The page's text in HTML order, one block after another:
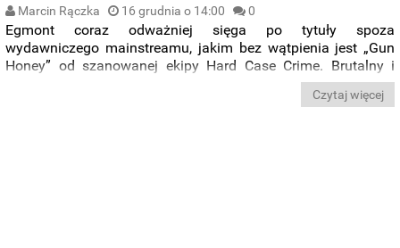
Marcin Rączka 16 grudnia o 14:00 0
Egmont coraz odważniej sięga po tytuły spoza
wydawniczego mainstreamu, jakim bez wątpienia jest „Gun
Honey” od szanowanej ekipy Hard Case Crime. Brutalny i
efektowny kryminał z wyrazistą bohaterką w roli głównej
przyciąga wzrok od pierwszych chwil i nawet jeśli
Czytaj więcej